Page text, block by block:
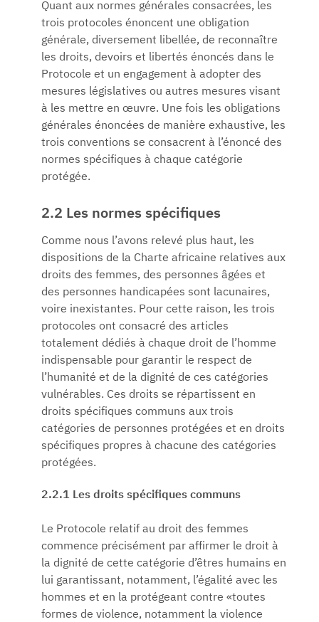
Quant aux normes générales consacrées, les
trois protocoles énoncent une obligation
générale, diversement libellée, de reconnaître
les droits, devoirs et libertés énoncés dans le
Protocole et un engagement à adopter des
mesures législatives ou autres mesures visant
à les mettre en œuvre. Une fois les obligations
générales énoncées de manière exhaustive, les
trois conventions se consacrent à l’énoncé des
normes spécifiques à chaque catégorie
protégée.
2.2 Les normes spécifiques
Comme nous l’avons relevé plus haut, les
dispositions de la Charte africaine relatives aux
droits des femmes, des personnes âgées et
des personnes handicapées sont lacunaires,
voire inexistantes. Pour cette raison, les trois
protocoles ont consacré des articles
totalement dédiés à chaque droit de l’homme
indispensable pour garantir le respect de
l’humanité et de la dignité de ces catégories
vulnérables. Ces droits se répartissent en
droits spécifiques communs aux trois
catégories de personnes protégées et en droits
spécifiques propres à chacune des catégories
protégées.
2.2.1 Les droits spécifiques communs
Le Protocole relatif au droit des femmes
commence précisément par affirmer le droit à
la dignité de cette catégorie d’êtres humains en
lui garantissant, notamment, l’égalité avec les
hommes et en la protégeant contre «toutes
formes de violence, notamment la violence